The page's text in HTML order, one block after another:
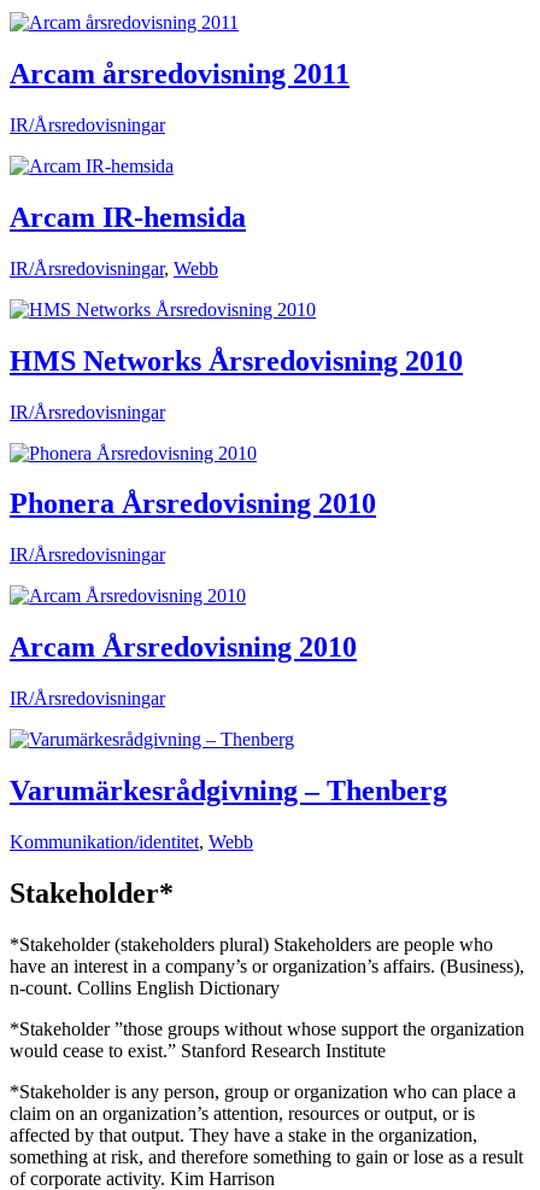
Arcam årsredovisning 2011
IR/Årsredovisningar
Arcam IR-hemsida
IR/Årsredovisningar, Webb
HMS Networks Årsredovisning 2010
IR/Årsredovisningar
Phonera Årsredovisning 2010
IR/Årsredovisningar
Arcam Årsredovisning 2010
IR/Årsredovisningar
Varumärkesrådgivning – Thenberg
Kommunikation/identitet, Webb
Stakeholder*
*Stakeholder (stakeholders plural) Stakeholders are people who
have an interest in a company’s or organization’s affairs. (Business),
n-count. Collins English Dictionary
*Stakeholder ”those groups without whose support the organization
would cease to exist.” Stanford Research Institute
*Stakeholder is any person, group or organization who can place a
claim on an organization’s attention, resources or output, or is
affected by that output. They have a stake in the organization,
something at risk, and therefore something to gain or lose as a result
of corporate activity. Kim Harrison